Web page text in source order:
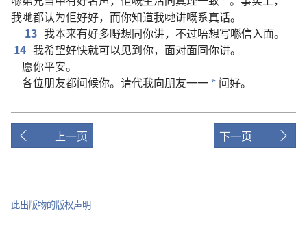
我哋都认为佢好好， 而你知道我哋讲嘅系真话。
13 我本来有好多嘢想同你讲， 不过唔想写喺信入面。
14 我希望好快就可以见到你， 面对面同你讲。
愿你平安。
各位朋友都问候你。 请代我向朋友一一 * 问好。
上一页 下一页
此出版物的版权声明